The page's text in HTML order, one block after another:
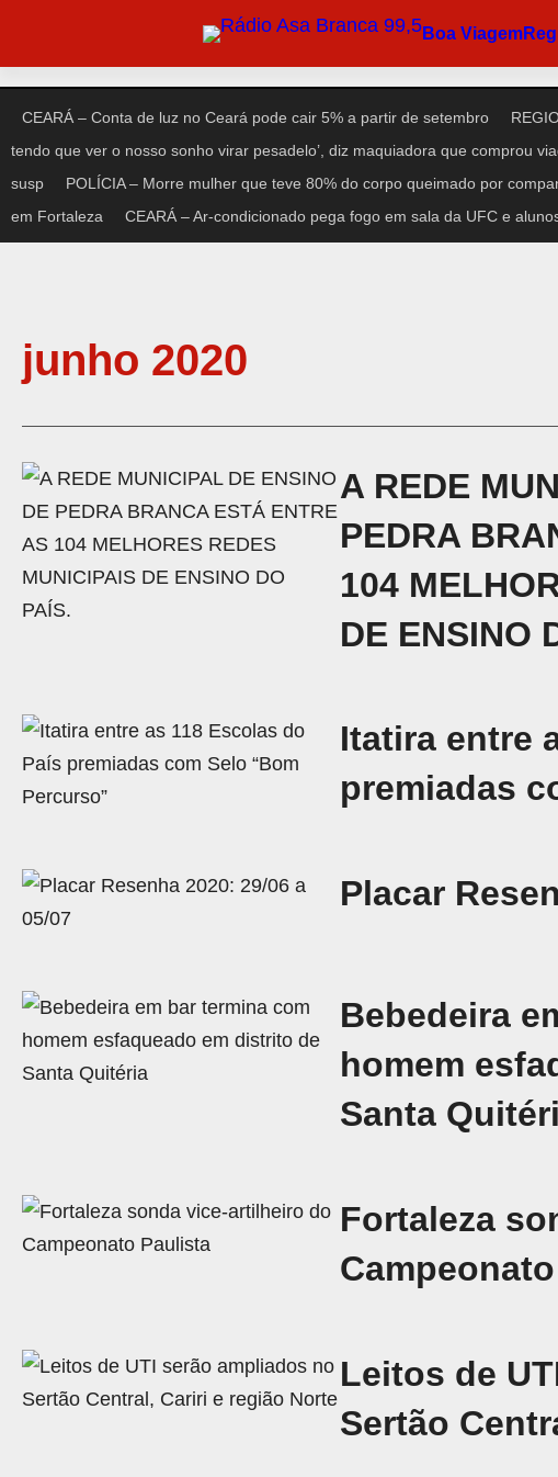
Boa Viagem
CEARÁ – Conta de luz no Ceará pode cair 5% a partir de setembro
tendo que ver o nosso sonho virar pesadelo’, diz maquiadora que comprou
susp
POLÍCIA – Morre mulher que teve 80% do corpo queimado por
em Fortaleza
CEARÁ – Ar-condicionado pega fogo em sala da UFC e
junho 2020
A REDE
PEDRA
104
DE ENSINO
Itatira entre
premiadas
Placar
Bebedeira
homem
Santa
Fortaleza
Leitos de
Sertão